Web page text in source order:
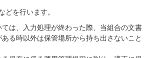
どを行います。
は、入力処理が終わった際、当組合の文書
る時以外は保管場所から持ち出さないこと